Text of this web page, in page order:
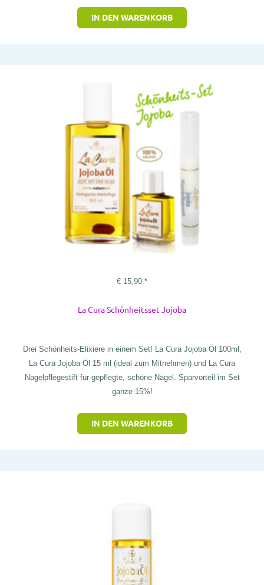
IN DEN WARENKORB
€ 15,90 *
La Cura Schönheitsset Jojoba
Drei Schönheits-Elixiere in einem Set! La Cura Jojoba Öl 100ml,
La Cura Jojoba Öl 15 ml (ideal zum Mitnehmen) und La Cura
Nagelpflegestift für gepflegte, schöne Nägel. Sparvorteil im Set
ganze 15%!
IN DEN WARENKORB